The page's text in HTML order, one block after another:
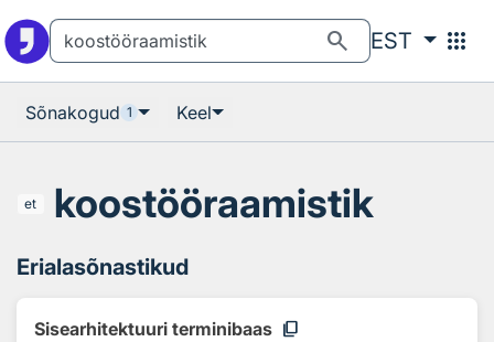
search EST apps
Sõnakogud 1 Keel
et koostööraamistik
Erialasõnastikud
Sisearhitektuuri terminibaas content_copy